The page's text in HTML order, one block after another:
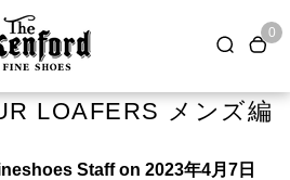
0
LOAFERS メンズ編
Staffon 2023年4月7 日